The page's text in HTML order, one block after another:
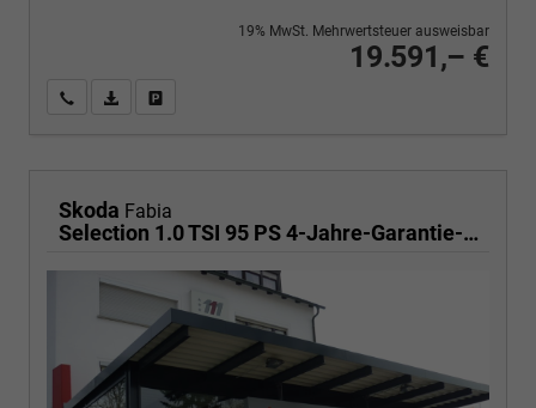
19.591,– €
19% MwSt. Mehrwertsteuer ausweisbar
Wir rufen Sie anPDF-Fahrzeugexposé drucken
Skoda Fabia
Selection 1.0 TSI 95 PS 4-Jahre-Garantie-AppleCarPlay-AndroidAuto-LED-PDC-Sitzheizung-DAB-Klima